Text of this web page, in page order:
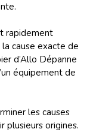
rapidement
cause exacte de
d’Allo Dépanne
équipement de
les causes
plusieurs origines.